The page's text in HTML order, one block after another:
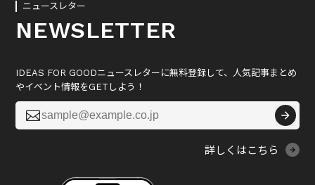
ニュースレター
NEWSLETTER
IDEAS FOR GOODニュースレターに無料登録して、人気記事まとめ
やイベント情報をGETしよう！

詳しくはこちら